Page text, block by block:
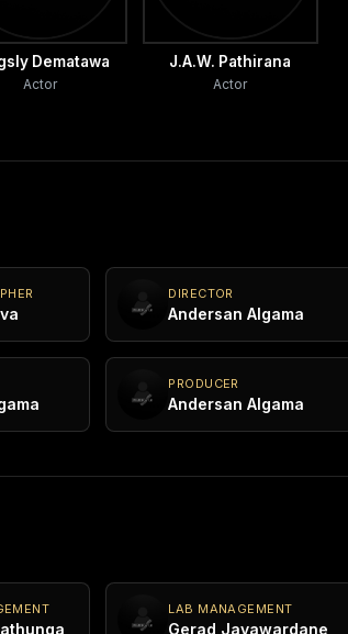
Dematawa
Actor
J.A.W. Pathirana
Actor
DIRECTOR
Andersan Algama
PRODUCER
Andersan Algama
LAB MANAGEMENT
Gerad Jayawardane